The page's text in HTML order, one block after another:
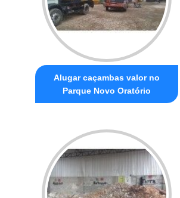
Alugar caçambas valor no
Parque Novo Oratório